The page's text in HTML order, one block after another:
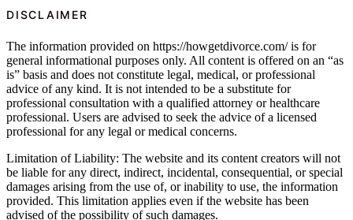
DISCLAIMER
The information provided on https://howgetdivorce.com/ is for
general informational purposes only. All content is offered on an “as
is” basis and does not constitute legal, medical, or professional
advice of any kind. It is not intended to be a substitute for
professional consultation with a qualified attorney or healthcare
professional. Users are advised to seek the advice of a licensed
professional for any legal or medical concerns.
Limitation of Liability: The website and its content creators will not
be liable for any direct, indirect, incidental, consequential, or special
damages arising from the use of, or inability to use, the information
provided. This limitation applies even if the website has been
advised of the possibility of such damages.